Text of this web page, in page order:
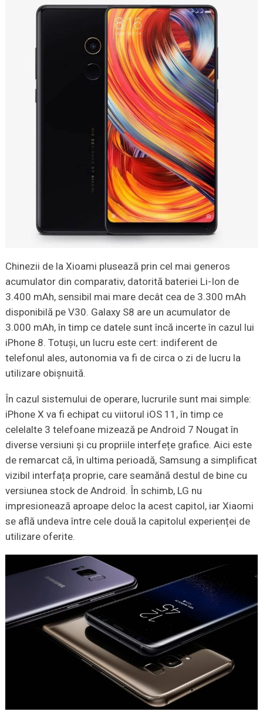
Chinezii de la Xioami plusează prin cel mai generos
acumulator din comparativ, datorită bateriei Li-Ion de
3.400 mAh, sensibil mai mare decât cea de 3.300 mAh
disponibilă pe V30. Galaxy S8 are un acumulator de
3.000 mAh, în timp ce datele sunt încă incerte în cazul lui
iPhone 8. Totuși, un lucru este cert: indiferent de
telefonul ales, autonomia va fi de circa o zi de lucru la
utilizare obișnuită.
În cazul sistemului de operare, lucrurile sunt mai simple:
iPhone X va fi echipat cu viitorul iOS 11, în timp ce
celelalte 3 telefoane mizează pe Android 7 Nougat în
diverse versiuni și cu propriile interfețe grafice. Aici este
de remarcat că, în ultima perioadă, Samsung a simplificat
vizibil interfața proprie, care seamănă destul de bine cu
versiunea stock de Android. În schimb, LG nu
impresionează aproape deloc la acest capitol, iar Xiaomi
se află undeva între cele două la capitolul experienței de
utilizare oferite.